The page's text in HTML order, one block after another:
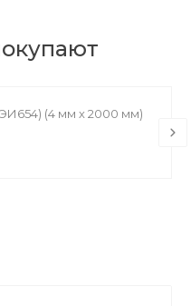
(4 мм х 2000 мм)